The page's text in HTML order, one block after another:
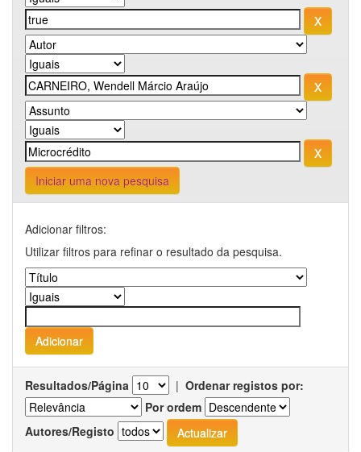
Iniciar uma nova pesquisa
Adicionar filtros:
Utilizar filtros para refinar o resultado da pesquisa.
Resultados/Página | Ordenar registos por:
Por ordem
Autores/Registo